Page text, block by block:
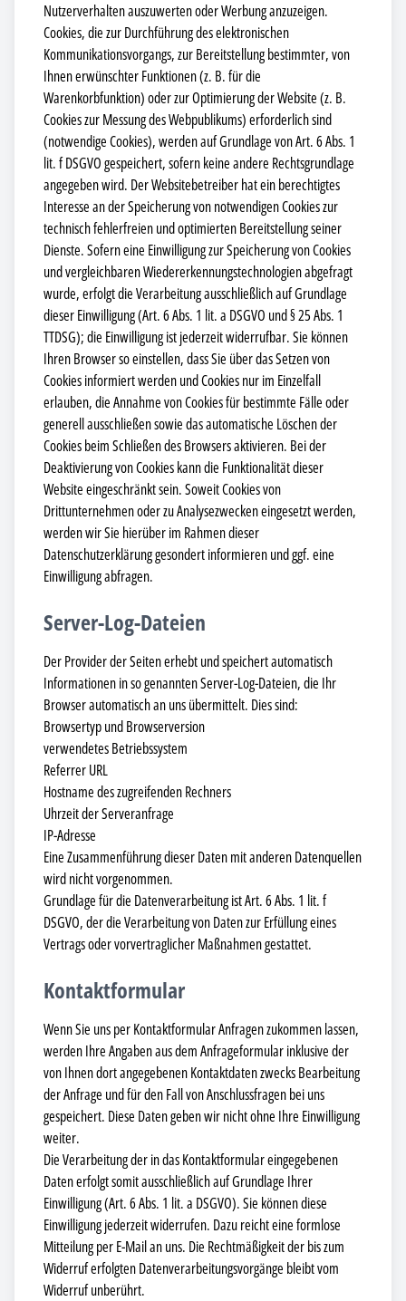
Nutzerverhalten auszuwerten oder Werbung anzuzeigen.
Cookies, die zur Durchführung des elektronischen
Kommunikationsvorgangs, zur Bereitstellung bestimmter, von
Ihnen erwünschter Funktionen (z. B. für die
Warenkorbfunktion) oder zur Optimierung der Website (z. B.
Cookies zur Messung des Webpublikums) erforderlich sind
(notwendige Cookies), werden auf Grundlage von Art. 6 Abs. 1
lit. f DSGVO gespeichert, sofern keine andere Rechtsgrundlage
angegeben wird. Der Websitebetreiber hat ein berechtigtes
Interesse an der Speicherung von notwendigen Cookies zur
technisch fehlerfreien und optimierten Bereitstellung seiner
Dienste. Sofern eine Einwilligung zur Speicherung von Cookies
und vergleichbaren Wiedererkennungstechnologien abgefragt
wurde, erfolgt die Verarbeitung ausschließlich auf Grundlage
dieser Einwilligung (Art. 6 Abs. 1 lit. a DSGVO und § 25 Abs. 1
TTDSG); die Einwilligung ist jederzeit widerrufbar. Sie können
Ihren Browser so einstellen, dass Sie über das Setzen von
Cookies informiert werden und Cookies nur im Einzelfall
erlauben, die Annahme von Cookies für bestimmte Fälle oder
generell ausschließen sowie das automatische Löschen der
Cookies beim Schließen des Browsers aktivieren. Bei der
Deaktivierung von Cookies kann die Funktionalität dieser
Website eingeschränkt sein. Soweit Cookies von
Drittunternehmen oder zu Analysezwecken eingesetzt werden,
werden wir Sie hierüber im Rahmen dieser
Datenschutzerklärung gesondert informieren und ggf. eine
Einwilligung abfragen.
Server-Log-Dateien
Der Provider der Seiten erhebt und speichert automatisch
Informationen in so genannten Server-Log-Dateien, die Ihr
Browser automatisch an uns übermittelt. Dies sind:
Browsertyp und Browserversion
verwendetes Betriebssystem
Referrer URL
Hostname des zugreifenden Rechners
Uhrzeit der Serveranfrage
IP-Adresse
Eine Zusammenführung dieser Daten mit anderen Datenquellen
wird nicht vorgenommen.
Grundlage für die Datenverarbeitung ist Art. 6 Abs. 1 lit. f
DSGVO, der die Verarbeitung von Daten zur Erfüllung eines
Vertrags oder vorvertraglicher Maßnahmen gestattet.
Kontaktformular
Wenn Sie uns per Kontaktformular Anfragen zukommen lassen,
werden Ihre Angaben aus dem Anfrageformular inklusive der
von Ihnen dort angegebenen Kontaktdaten zwecks Bearbeitung
der Anfrage und für den Fall von Anschlussfragen bei uns
gespeichert. Diese Daten geben wir nicht ohne Ihre Einwilligung
weiter.
Die Verarbeitung der in das Kontaktformular eingegebenen
Daten erfolgt somit ausschließlich auf Grundlage Ihrer
Einwilligung (Art. 6 Abs. 1 lit. a DSGVO). Sie können diese
Einwilligung jederzeit widerrufen. Dazu reicht eine formlose
Mitteilung per E-Mail an uns. Die Rechtmäßigkeit der bis zum
Widerruf erfolgten Datenverarbeitungsvorgänge bleibt vom
Widerruf unberührt.